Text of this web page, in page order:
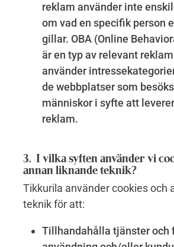
reklam använder inte
om vad en specifik person
gillar. OBA (Online
är en typ av relevant
använder
de webbplatser som
människor i syfte att
reklam.
3. I vilka syften använder vi
annan liknande teknik?
Tikkurila använder cookies och
teknik för att:
Tillhandahålla tjänster och